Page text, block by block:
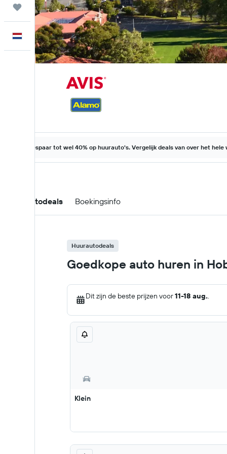
Trips
Nederlands
Bespaar tot wel 40% op huurauto's. Vergelijk deals van over het hele
Huurautodeals Boekingsinfo
Huurautodeals
Goedkope auto huren in
Dit zijn de beste prijzen voor11-18 aug..
Klein